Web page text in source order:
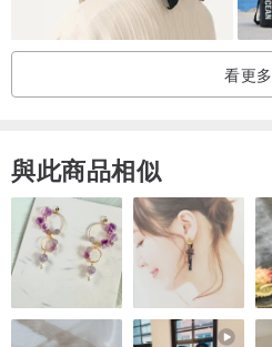
看更多
與此商品相似